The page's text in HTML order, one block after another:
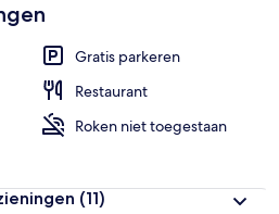
Gratis parkeren
Restaurant
Roken niet toegestaan
(11)